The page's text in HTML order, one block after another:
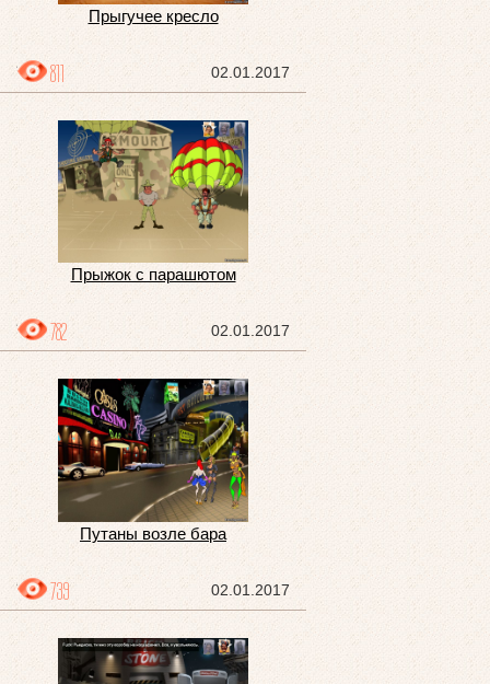
Прыгучее кресло
02.01.2017
811
Прыжок с парашютом
02.01.2017
782
Путаны возле бара
02.01.2017
739